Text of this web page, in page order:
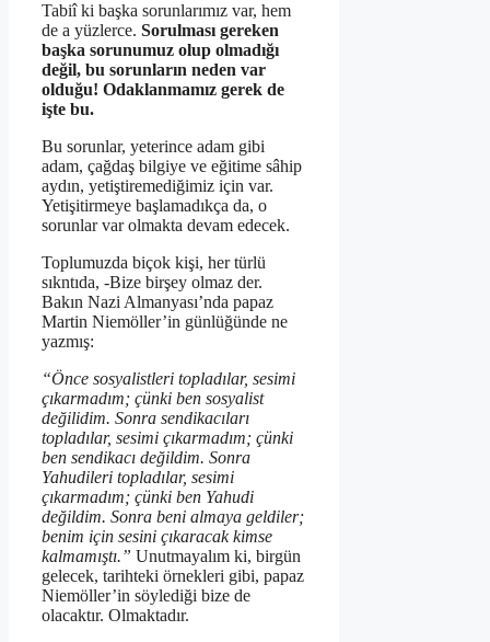
Tabiî ki başka sorunlarımız var, hem
de a yüzlerce. Sorulması gereken
başka sorunumuz olup olmadığı
değil, bu sorunların neden var
olduğu! Odaklanmamız gerek de
işte bu.
Bu sorunlar, yeterince adam gibi
adam, çağdaş bilgiye ve eğitime sâhip
aydın, yetiştiremediğimiz için var.
Yetişitirmeye başlamadıkça da, o
sorunlar var olmakta devam edecek.
Toplumuzda biçok kişi, her türlü
sıkntıda, -Bize birşey olmaz der.
Bakın Nazi Almanyası’nda papaz
Martin Niemöller’in günlüğünde ne
yazmış:
“Önce sosyalistleri topladılar, sesimi
çıkarmadım; çünki ben sosyalist
değilidim. Sonra sendikacıları
topladılar, sesimi çıkarmadım; çünki
ben sendikacı değildim. Sonra
Yahudileri topladılar, sesimi
çıkarmadım; çünki ben Yahudi
değildim. Sonra beni almaya geldiler;
benim için sesini çıkaracak kimse
kalmamıştı.” Unutmayalım ki, birgün
gelecek, tarihteki örnekleri gibi, papaz
Niemöller’in söylediği bize de
olacaktır. Olmaktadır.